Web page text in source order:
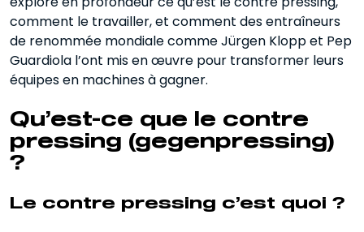
Pep Guardiola et le contre pressing
Tableau comparatif Gegenpressing de
Klopp vs Contre pressing de Guardiola
Succès du contre pressing en match
comment le travailler, et comment des entraîneurs
de renommée mondiale comme Jürgen Klopp et Pep
Guardiola l’ont mis en œuvre pour transformer leurs
équipes en machines à gagner.
Qu’est-ce que le contre
pressing (gegenpressing)
?
Le contre pressing c’est quoi ?